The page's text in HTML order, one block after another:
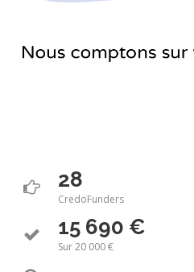
28
CredoFunders
15 690 €
Sur 20 000 €